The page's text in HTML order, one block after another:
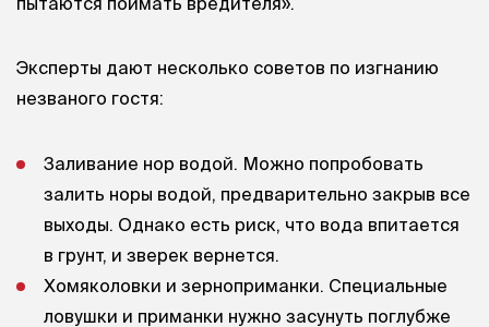
Эксперты дают несколько советов по изгнанию
незваного гостя:
Заливание нор водой. Можно попробовать
залить норы водой, предварительно закрыв все
выходы. Однако есть риск, что вода впитается
в грунт, и зверек вернется.
Хомяколовки и зерноприманки. Специальные
ловушки и приманки нужно засунуть поглубже